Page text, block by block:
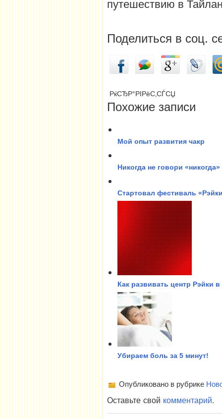
путешествию в
Поделиться в соц.
РќСЂР°РІРёС‚СЃСЏ
Похожие записи
Мой опыт развития чакр
Никогда не говори «никогда»
Стартовал фестиваль
Как развивать центр Рэйки в
Убираем боль за 5 минут!
Опубликовано в рубрике
Оставьте свой комментарий.